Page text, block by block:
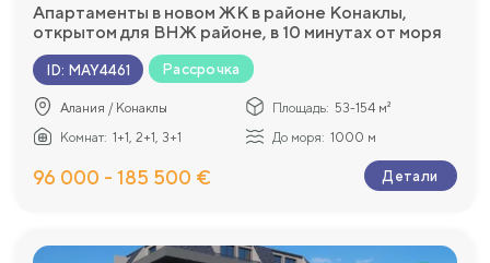
Апартаменты в новом ЖК в районе Конаклы,
открытом для ВНЖ районе, в 10 минутах от моря
ID: MAY4461 Рассрочка
Алания / Конаклы Площадь: 53-154 м²
Комнат: 1+1, 2+1, 3+1 До моря: 1000 м
96 000 - 185 500 € Детали